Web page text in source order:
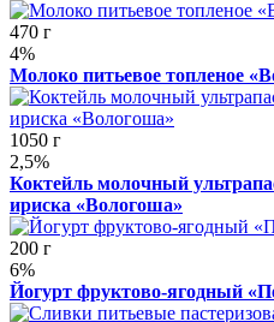
470 г
4%
Молоко питьевое топленое
1050 г
2,5%
Коктейль молочный
ириска «Вологоша»
200 г
6%
Йогурт фруктово-ягодный